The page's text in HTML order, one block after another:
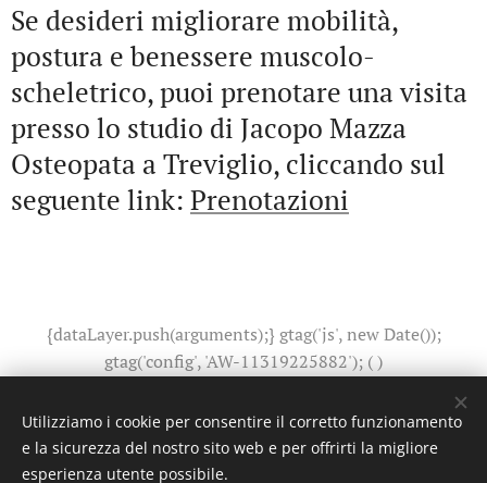
Se desideri migliorare mobilità,
postura e benessere muscolo-
scheletrico, puoi prenotare una visita
presso lo studio di Jacopo Mazza
Osteopata a Treviglio, cliccando sul
seguente link: Prenotazioni
{dataLayer.push(arguments);} gtag('js', new Date());
gtag('config', 'AW-11319225882'); ()
Utilizziamo i cookie per consentire il corretto funzionamento
e la sicurezza del nostro sito web e per offrirti la migliore
esperienza utente possibile.